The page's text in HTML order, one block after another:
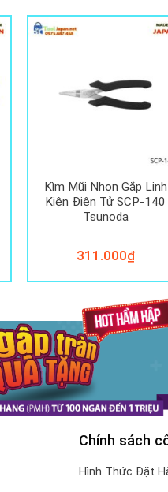
Kìm Mũi Nhọn Gắp Linh
Kiện Điện Tử SCP-140
Tsunoda
311.000₫
Chính sách
Hình Thức Đặt